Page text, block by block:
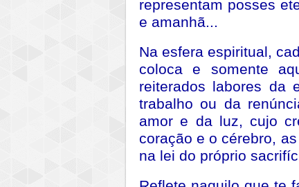
representam posses
e amanhã...
Na esfera espiritual,
coloca e somente
reiterados labores da
trabalho ou da
amor e da luz, cujo
coração e o cérebro,
na lei do próprio